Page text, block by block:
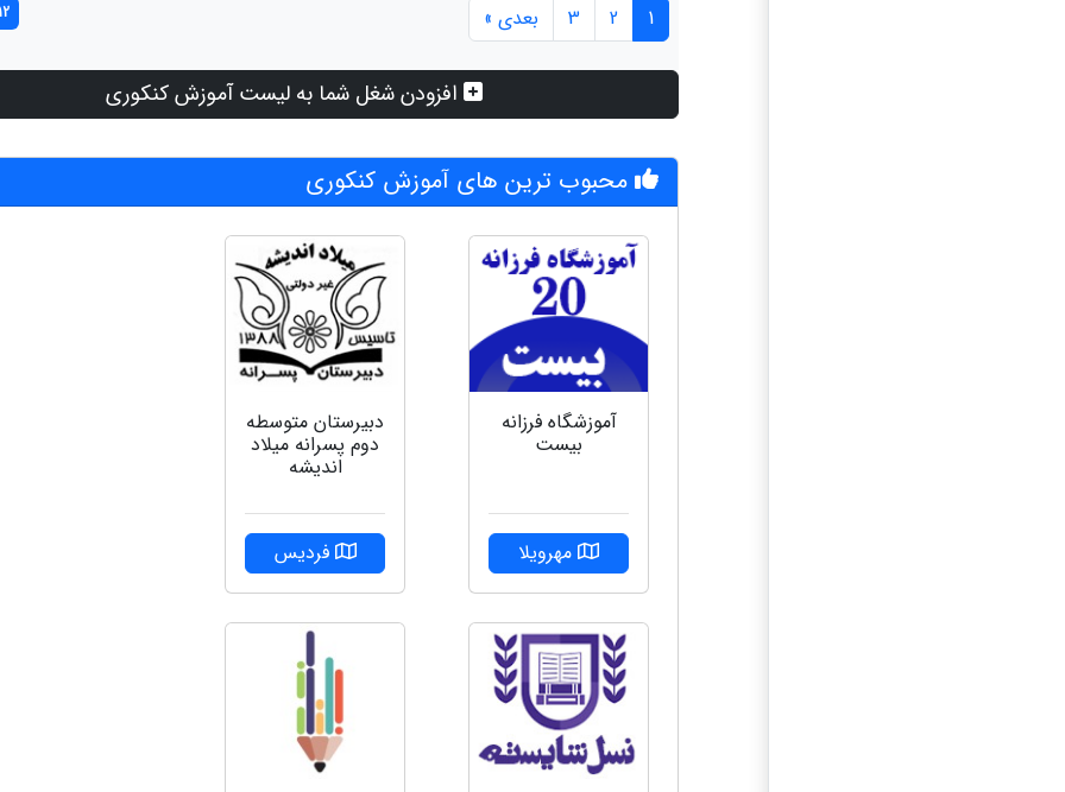
1
2
3 بعدی » 12 مورد
افزودن شغل شما به لیست آموزش کنکوری
محبوب ترین های آموزش کنکوری
آموزشگاه فرزانه
بیست
مهرویلا
دبیرستان متوسطه
دوم پسرانه میلاد
اندیشه
فردیس